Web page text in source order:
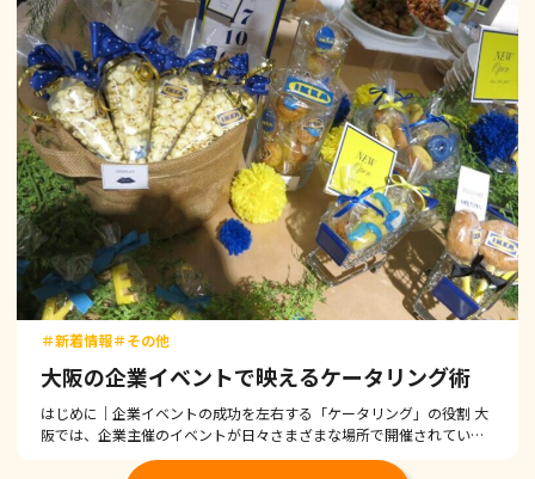
＃新着情報＃その他
大阪の企業イベントで映えるケータリング術
はじめに｜企業イベントの成功を左右する「ケータリング」の役割 大
阪では、企業主催のイベントが日々さまざまな場所で開催されていま
す。 社内懇親会、周年記念パーティー、キックオフイベント、 表彰